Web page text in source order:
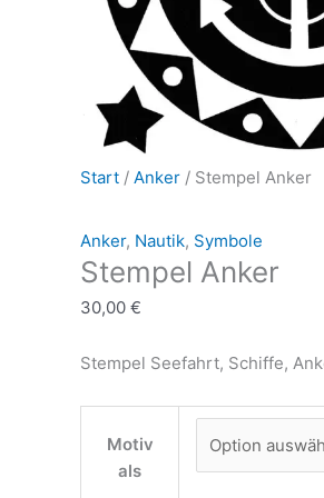
Start / Anker / Stempel Anker
Anker, Nautik, Symbole
Stempel Anker
30,00 €
Stempel Seefahrt, Schiffe,
Motiv
als